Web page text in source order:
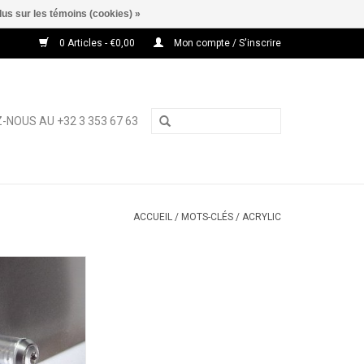
0 Articles - €0,00 Mon compte / S'inscrire
NOUS AU +32 3 353 67 63
ACCUEIL / MOTS-CLÉS / ACRYLIC
sur les témoins (cookies) »